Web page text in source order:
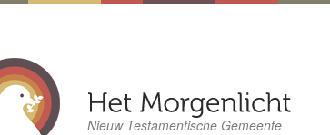
Nieuw Testamentische Gemeente